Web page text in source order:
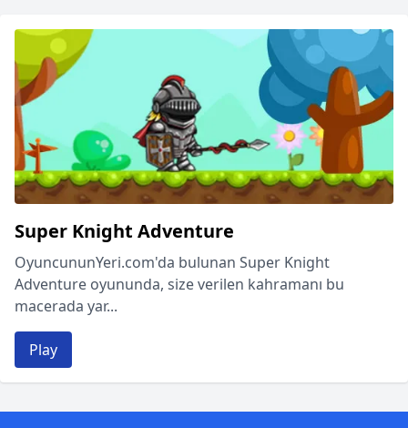
Super Knight Adventure
OyuncununYeri.com'da bulunan Super Knight
Adventure oyununda, size verilen kahramanı bu
macerada yar...
Play